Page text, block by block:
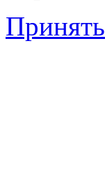
Принять